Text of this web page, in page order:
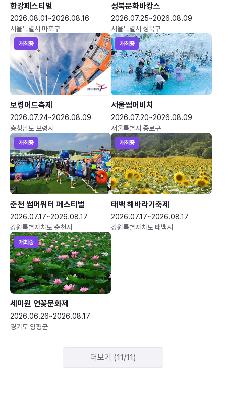
한강페스티벌
2026.08.01~2026.08.16
서울특별시 마포구
성북문화바캉스
2026.07.25~2026.08.09
서울특별시 성북구
개최중
보령머드축제
2026.07.24~2026.08.09
충청남도 보령시
개최중
서울썸머비치
2026.07.20~2026.08.09
서울특별시 종로구
개최중
춘천 썸머워터 페스티벌
2026.07.17~2026.08.17
강원특별자치도 춘천시
개최중
태백 해바라기축제
2026.07.17~2026.08.17
강원특별자치도 태백시
개최중
세미원 연꽃문화제
2026.06.26~2026.08.17
경기도 양평군
더보기 (11/11)